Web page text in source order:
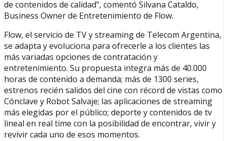
de contenidos de calidad”, comentó Silvana Cataldo,
Business Owner de Entretenimiento de Flow.
Flow, el servicio de TV y streaming de Telecom Argentina,
se adapta y evoluciona para ofrecerle a los clientes las
más variadas opciones de contratación y
entretenimiento. Su propuesta integra más de 40.000
horas de contenido a demanda; más de 1300 series,
estrenos recién salidos del cine con récord de vistas como
Cónclave y Robot Salvaje; las aplicaciones de streaming
más elegidas por el público; deporte y contenidos de tv
lineal en real time con la posibilidad de encontrar, vivir y
revivir cada uno de esos momentos.